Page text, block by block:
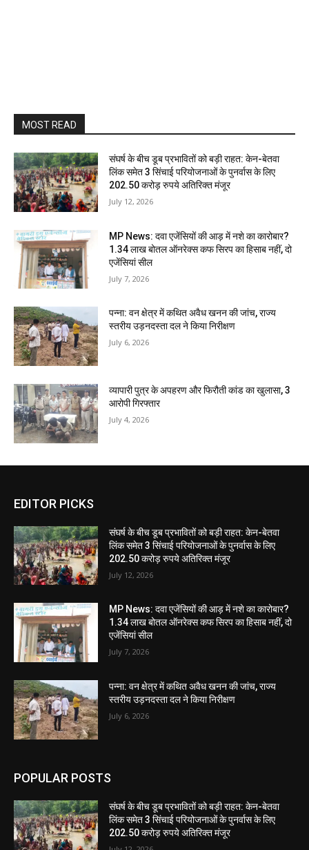
MOST READ
संघर्ष के बीच डूब प्रभावितों को बड़ी राहत: केन-बेतवा
लिंक समेत 3 सिंचाई परियोजनाओं के पुनर्वास के लिए
202.50 करोड़ रुपये अतिरिक्त मंजूर
July 12, 2026
MP News: दवा एजेंसियों की आड़ में नशे का कारोबार?
1.34 लाख बोतल ऑनरेक्स कफ सिरप का हिसाब नहीं, दो
एजेंसियां सील
July 7, 2026
पन्ना: वन क्षेत्र में कथित अवैध खनन की जांच, राज्य
स्तरीय उड़नदस्ता दल ने किया निरीक्षण
July 6, 2026
व्यापारी पुत्र के अपहरण और फिरौती कांड का खुलासा, 3
आरोपी गिरफ्तार
July 4, 2026
EDITOR PICKS
संघर्ष के बीच डूब प्रभावितों को बड़ी राहत: केन-बेतवा
लिंक समेत 3 सिंचाई परियोजनाओं के पुनर्वास के लिए
202.50 करोड़ रुपये अतिरिक्त मंजूर
July 12, 2026
MP News: दवा एजेंसियों की आड़ में नशे का कारोबार?
1.34 लाख बोतल ऑनरेक्स कफ सिरप का हिसाब नहीं, दो
एजेंसियां सील
July 7, 2026
पन्ना: वन क्षेत्र में कथित अवैध खनन की जांच, राज्य
स्तरीय उड़नदस्ता दल ने किया निरीक्षण
July 6, 2026
POPULAR POSTS
संघर्ष के बीच डूब प्रभावितों को बड़ी राहत: केन-बेतवा
लिंक समेत 3 सिंचाई परियोजनाओं के पुनर्वास के लिए
202.50 करोड़ रुपये अतिरिक्त मंजूर